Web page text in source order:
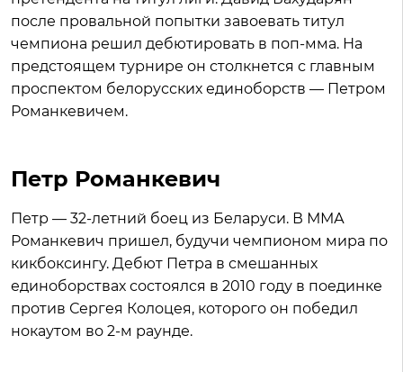
после провальной попытки завоевать титул
чемпиона решил дебютировать в поп-мма. На
предстоящем турнире он столкнется с главным
проспектом белорусских единоборств — Петром
Романкевичем.
Петр Романкевич
Петр — 32-летний боец из Беларуси. В ММА
Романкевич пришел, будучи чемпионом мира по
кикбоксингу. Дебют Петра в смешанных
единоборствах состоялся в 2010 году в поединке
против Сергея Колоцея, которого он победил
нокаутом во 2-м раунде.